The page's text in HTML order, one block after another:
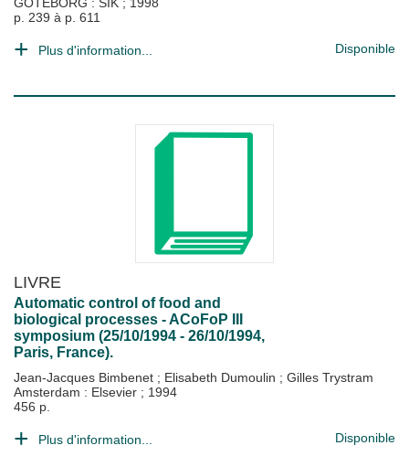
p. 239 à p. 611
Plus d'information... Disponible
LIVRE
Automatic control of food and
biological processes - ACoFoP III
symposium (25/10/1994 - 26/10/1994,
Paris, France).
Jean-Jacques Bimbenet ; Elisabeth Dumoulin ; Gilles Trystram
Amsterdam : Elsevier ; 1994
456 p.
Plus d'information... Disponible